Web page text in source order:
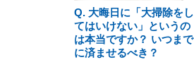
Q. 大晦日に「大掃除をし
てはいけない」というの
は本当ですか？ いつまで
に済ませるべき？